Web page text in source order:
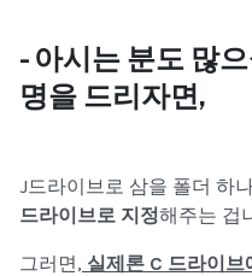
- 아시는 분도 많
명을 드리자면,
J드라이브로 삼을 폴더 하
드라이브로 지정해주는 겁
그러면, 실제론 C 드라이